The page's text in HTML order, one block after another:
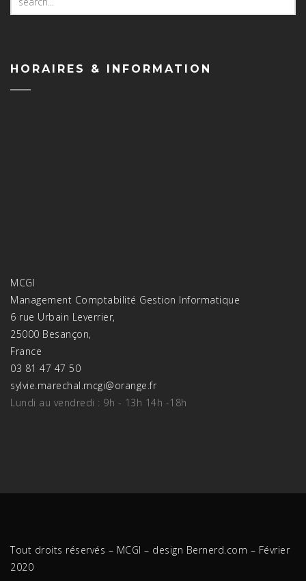
for:
HORAIRES & INFORMATION
MCGI
Management Comptabilité Gestion Informatique
6 rue Urbain Leverrier,
25000 Besançon,
France
03 81 47 47 50
sylvie.marechal.mcgi@orange.fr
Lundi au vendredi : 9h - 13h 14h -18h
Tout droits réservés – MCGI – design Bernerd.com – Février
2020